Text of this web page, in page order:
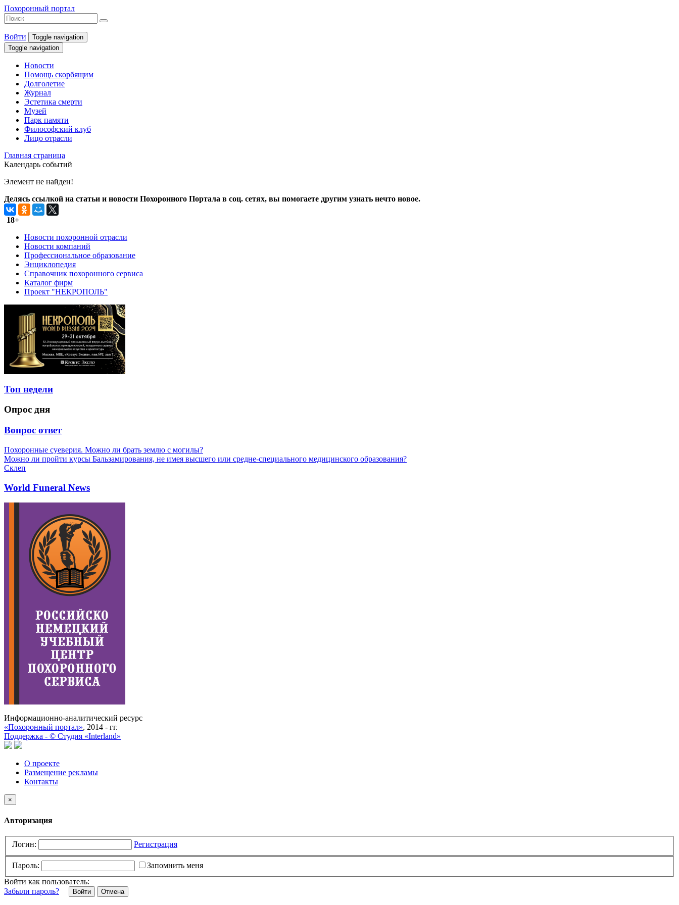
Похоронный портал
Войти
Toggle navigation
Toggle navigation
Новости
Помощь скорбящим
Долголетие
Журнал
Эстетика смерти
Музей
Парк памяти
Философский клуб
Лицо отрасли
Главная страница
Календарь событий
Элемент не найден!
Делясь ссылкой на статьи и новости Похоронного Портала в соц. сетях, вы помогаете другим узнать нечто новое.
18+
Новости похоронной отрасли
Новости компаний
Профессиональное образование
Энциклопедия
Справочник похоронного сервиса
Каталог фирм
Проект "НЕКРОПОЛЬ"
Топ недели
Опрос дня
Вопрос ответ
Похоронные суеверия. Можно ли брать землю с могилы?
Можно ли пройти курсы Бальзамирования, не имея высшего или средне-специального медицинского образования?
Склеп
World Funeral News
Информационно-аналитический ресурс
«Похоронный портал», 2014 - гг.
Поддержка - © Cтудия «Interland»
О проекте
Размещение рекламы
Контакты
×
Авторизация
Логин: Регистрация
Пароль:
Запомнить меня
Войти как пользователь:
Забыли пароль?
Отмена